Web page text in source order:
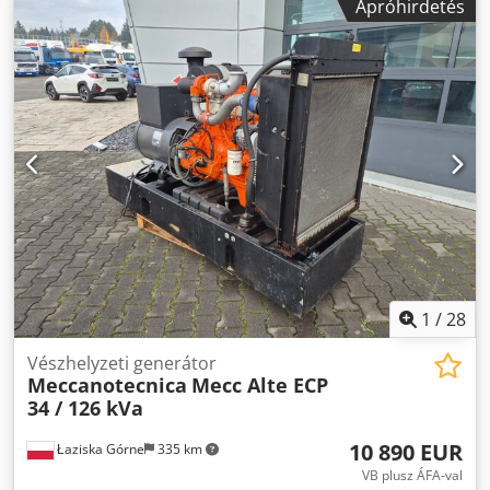
Apróhirdetés
1 /28
Łaziska Górne 335 km
Vészhelyzeti generátor
Meccanotecnica Mecc Alte ECP
34 / 126 kVa
10 890 EUR
VB plusz ÁFA-val